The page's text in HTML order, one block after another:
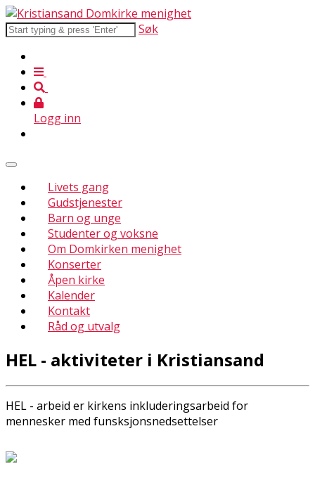
Søk
Logg inn
Livets gang
Gudstjenester
Barn og unge
Studenter og voksne
Om Domkirken menighet
Konserter
Åpen kirke
Kalender
Kontakt
Råd og utvalg
HEL - aktiviteter i Kristiansand
HEL - arbeid er kirkens inkluderingsarbeid for
mennesker med funsksjonsnedsettelser